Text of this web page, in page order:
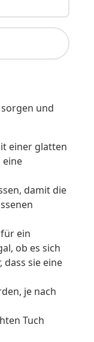
und
einer glatten
eine
damit die
ein
ob es sich
sie eine
je nach
Tuch